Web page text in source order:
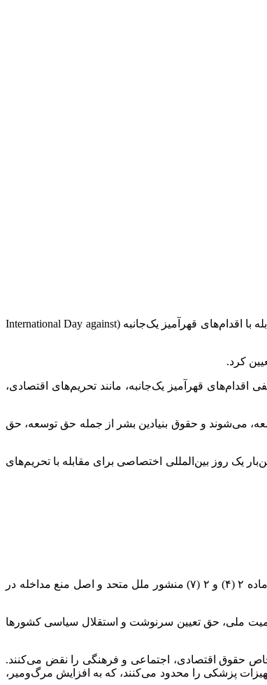
مجمع عمومی سازمان ملل در هفتادونهمین اجلاس خود در تاریخ ۱۶ ژوئن ۲۰۲۵ (۲۶ خرداد ۱۴۰۴) قطعنامه A/۷۹/L.۹۳ را با عنوان روز بین‌المللی مقابله با اقدام‌های قهرآمیز یک‌جانبه (International Day against
افزایش آگاهی جهانی از اثر‌های منفی اقدام‌های قهرآمیز یک‌جانبه، مانند تحریم‌های اقتصادی،
می‌شوند و حقوق بنیادین بشر از جمله حق توسعه، حق
یک روز بین‌المللی اختصاصی برای مقابله با تحریم‌های
اقدام‌های قهرآمیز یک‌جانبه (UCMs)، به‌ویژه تحریم‌های اقتصادی، مالی و تجاری یک‌جانبه، به دلیل عدم تایید شورای امنیت سازمان ملل، نقض آشکار ماده ۲ (۴) و ۲ (۷) منشور ملل متحد و اصل منع مداخله در
تبدیل شده‌اند و حاکمیت ملی، حق تعیین سرنوشت و استقلال سیاسی کشور‌ها
حقوق اقتصادی، اجتماعی و فرهنگی را نقض می‌کنند.
پزشکی را محدود می‌کنند، که به افزایش مرگ‌ومیر،